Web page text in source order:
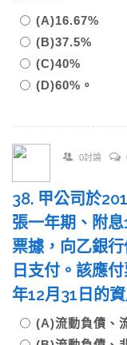
(A)16.67%
(B)37.5%
(C)40%
(D)60%。
0討論
38. 甲公司於
張一年期、附
票據，向乙銀
日支付。該應
年12月31日的
(A)流動負債、